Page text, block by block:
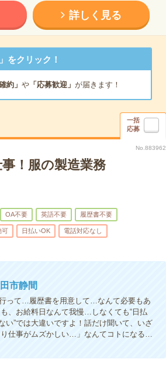
詳しく見る
をクリック！
約」 や「応募歓迎」 が届きます！
一括
応募
No.883962
！服の製造業務
OA不要 英語不要 履歴書不要
可 日払いOK 電話対応なし
市静間
って…履歴書を用意して…なんて必要もあ
、お給料日なんて我慢…しなくても“日払
い”では大違いですよ！話だけ聞いて、いざ
仕事がムズかしい…」なんてコトになる…